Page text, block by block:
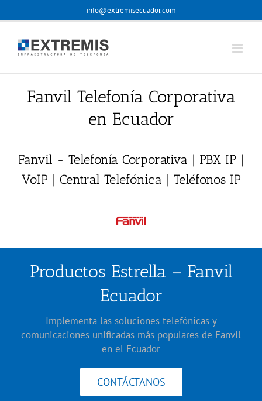
info@extremisecuador.com
Fanvil Telefonía Corporativa
en Ecuador
Fanvil - Telefonía Corporativa | PBX IP |
VoIP | Central Telefónica | Teléfonos IP
Productos Estrella – Fanvil
Ecuador
Implementa las soluciones telefónicas y
comunicaciones unificadas más populares de Fanvil
en el Ecuador
CONTÁCTANOS